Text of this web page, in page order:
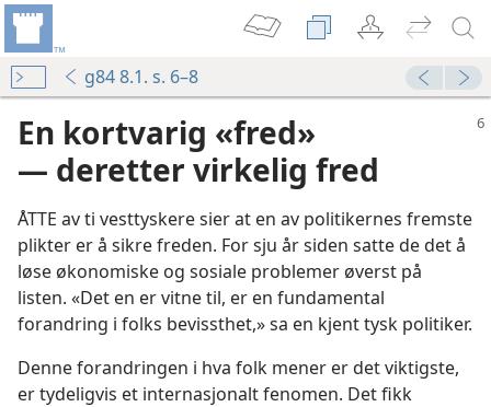
g84 8.1. s. 6–8
En kortvarig «fred»
— deretter virkelig fred
ÅTTE av ti vesttyskere sier at en av politikernes fremste
plikter er å sikre freden. For sju år siden satte de det å
løse økonomiske og sosiale problemer øverst på
listen. «Det en er vitne til, er en fundamental
forandring i folks bevissthet,» sa en kjent tysk politiker.
Denne forandringen i hva folk mener er det viktigste,
er tydeligvis et internasjonalt fenomen. Det fikk